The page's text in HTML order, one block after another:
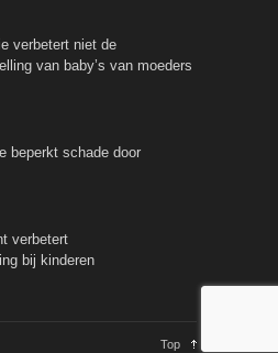
verbetert niet de
van baby’s van moeders
beperkt schade door
verbetert
bij kinderen
Top